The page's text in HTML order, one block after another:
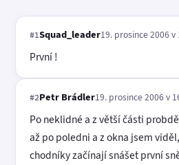
#1Squad_leader19. prosince 2006 v
První !
#2Petr Brádler19. prosince 2006 v
Po neklidné a z větší části
až po poledni a z okna jsem
chodníky začínají snášet první